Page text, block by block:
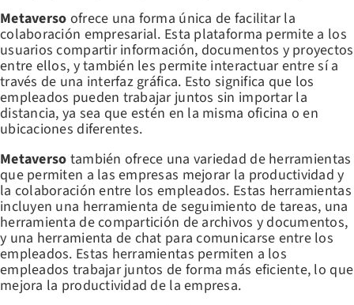
Metaverso ofrece una forma única de facilitar la
colaboración empresarial. Esta plataforma permite a los
usuarios compartir información, documentos y proyectos
entre ellos, y también les permite interactuar entre sí a
través de una interfaz gráfica. Esto significa que los
empleados pueden trabajar juntos sin importar la
distancia, ya sea que estén en la misma oficina o en
ubicaciones diferentes.
Metaverso también ofrece una variedad de herramientas
que permiten a las empresas mejorar la productividad y
la colaboración entre los empleados. Estas herramientas
incluyen una herramienta de seguimiento de tareas, una
herramienta de compartición de archivos y documentos,
y una herramienta de chat para comunicarse entre los
empleados. Estas herramientas permiten a los
empleados trabajar juntos de forma más eficiente, lo que
mejora la productividad de la empresa.